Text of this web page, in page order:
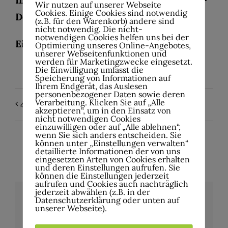
Der Hut geht rum.
Einlass 19:00 Uhr – Beginn 20:00 Uhr
4Music Night Metal 4 Mercy
Details
Wir nutzen auf unserer Webseite
Cookies. Einige Cookies sind notwendig
(z.B. für den Warenkorb) andere sind
nicht notwendig. Die nicht-
notwendigen Cookies helfen uns bei der
Optimierung unseres Online-Angebotes,
unserer Webseitenfunktionen und
werden für Marketingzwecke eingesetzt.
Die Einwilligung umfasst die
Speicherung von Informationen auf
Ihrem Endgerät, das Auslesen
personenbezogener Daten sowie deren
Verarbeitung. Klicken Sie auf „Alle
akzeptieren“, um in den Einsatz von
nicht notwendigen Cookies
einzuwilligen oder auf „Alle ablehnen“,
wenn Sie sich anders entscheiden. Sie
können unter „Einstellungen verwalten“
detaillierte Informationen der von uns
eingesetzten Arten von Cookies erhalten
und deren Einstellungen aufrufen. Sie
können die Einstellungen jederzeit
aufrufen und Cookies auch nachträglich
jederzeit abwählen (z.B. in der
Datenschutzerklärung oder unten auf
unserer Webseite).